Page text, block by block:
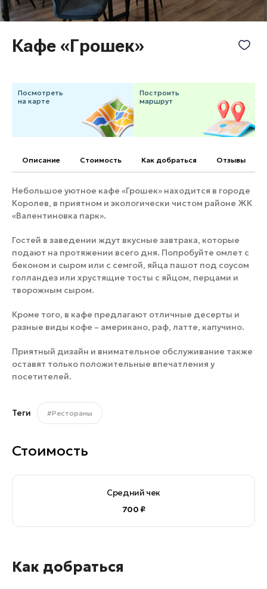
Банные комплексы
Спецпроекты
Инвестиционный портал
Золотое кольцо России
Войти
Инвесторам
Особо охраняемые
Кафе «Грошек»
Посмотреть
на карте
Построить
маршрут
Описание Cтоимость Как добраться Отзывы
Небольшое уютное кафе «Грошек» находится в городе
Королев, в приятном и экологически чистом районе ЖК
«Валентиновка парк».
Гостей в заведении ждут вкусные завтрака, которые
подают на протяжении всего дня. Попробуйте омлет с
беконом и сыром или с семгой, яйца пашот под соусом
голландез или хрустящие тосты с яйцом, перцами и
творожным сыром.
Кроме того, в кафе предлагают отличные десерты и
разные виды кофе – американо, раф, латте, капучино.
Приятный дизайн и внимательное обслуживание также
оставят только положительные впечатления у
посетителей.
Теги #Рестораны
Стоимость
Средний чек
700 ₽
Как добраться